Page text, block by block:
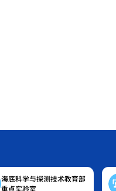
海底科学与探测技术教育部
重点实验室